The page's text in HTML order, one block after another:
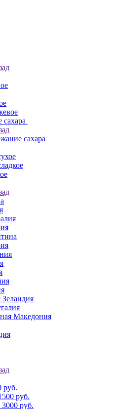
сахара
Македония
руб.
руб.
3000 руб.